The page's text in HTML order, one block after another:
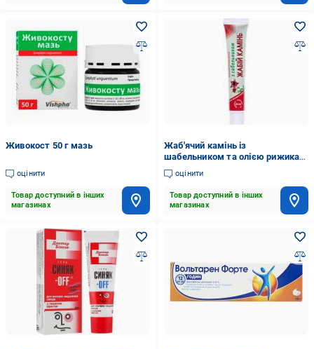
Живокост 50 г мазь
оцінити
Товар доступний в інших
магазинах
Жаб'ячий камінь із
шабельником та олією рижика
біоактивний у тубах 50 мл крем-
бальзам
оцінити
Товар доступний в інших
магазинах